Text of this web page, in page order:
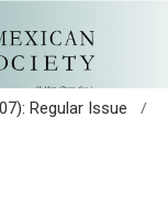
Regular Issue
/